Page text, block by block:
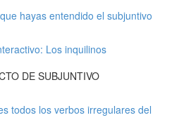
hayas entendido el subjuntivo
Los inquilinos
DE SUBJUNTIVO
todos los verbos irregulares del